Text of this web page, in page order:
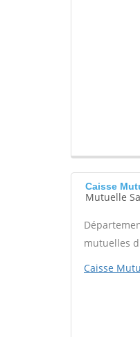
Caisse
Mutuelle
mutuelles
Caisse